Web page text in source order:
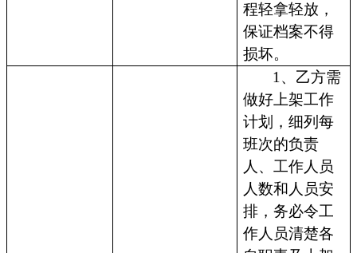
程轻拿轻放，
保证档案不得
损坏。
1、乙方需
做好上架工作
计划，细列每
班次的负责
人、工作人员
人数和人员安
排，务必令工
作人员清楚各